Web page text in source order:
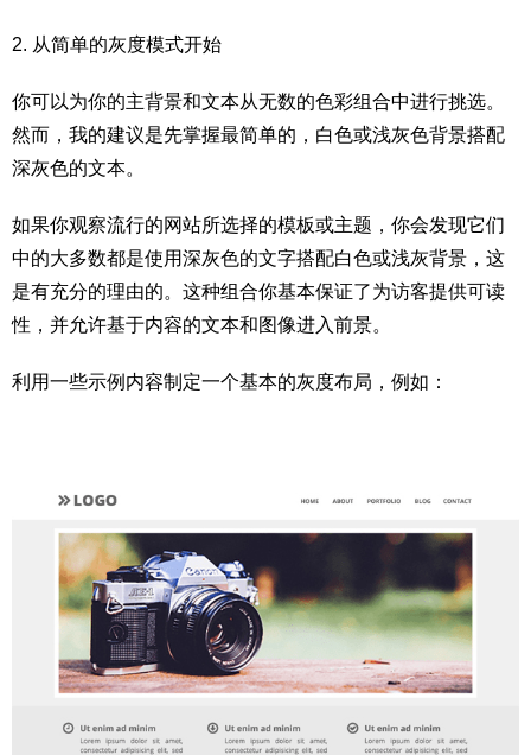
2. 从简单的灰度模式开始
你可以为你的主背景和文本从无数的色彩组合中进行挑选。
然而，我的建议是先掌握最简单的，白色或浅灰色背景搭配
深灰色的文本。
如果你观察流行的网站所选择的模板或主题，你会发现它们
中的大多数都是使用深灰色的文字搭配白色或浅灰背景，这
是有充分的理由的。这种组合你基本保证了为访客提供可读
性，并允许基于内容的文本和图像进入前景。
利用一些示例内容制定一个基本的灰度布局，例如：